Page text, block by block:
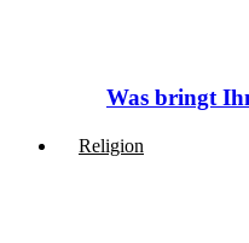
Was bringt
Religion